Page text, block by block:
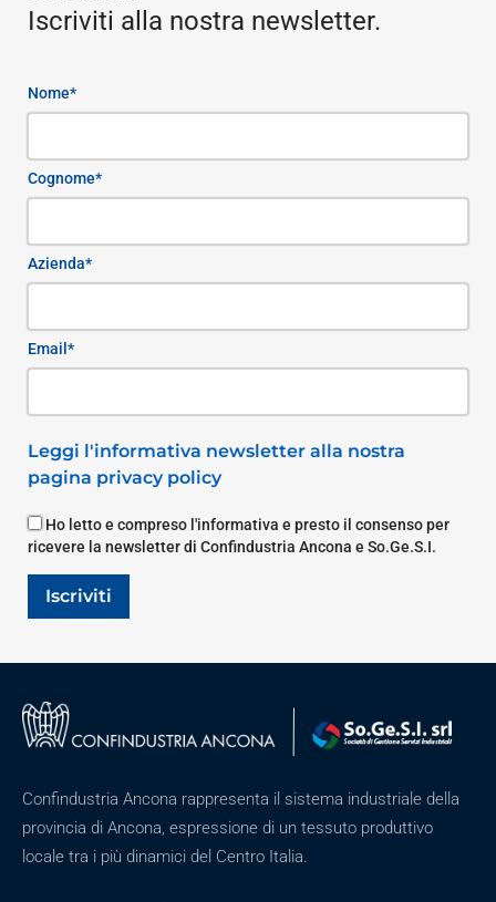
Iscriviti alla nostra newsletter.
Nome*
Cognome*
Azienda*
Email*
Leggi l'informativa newsletter alla nostra
pagina privacy policy
Ho letto e compreso l'informativa e presto il consenso per
ricevere la newsletter di Confindustria Ancona e So.Ge.S.I.
Iscriviti
Confindustria Ancona rappresenta il sistema industriale della
provincia di Ancona, espressione di un tessuto produttivo
locale tra i più dinamici del Centro Italia.